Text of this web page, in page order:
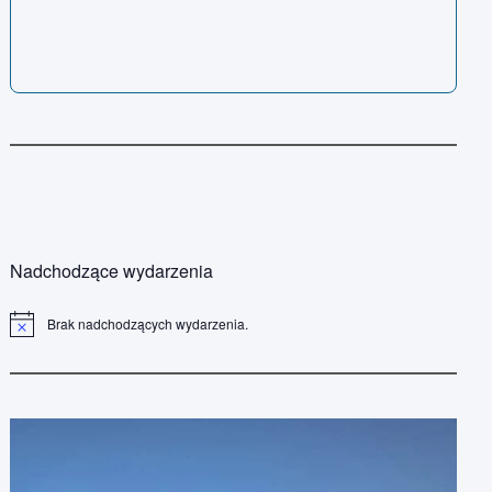
Nadchodzące wydarzenia
P
d
Brak nadchodzących wydarzenia.